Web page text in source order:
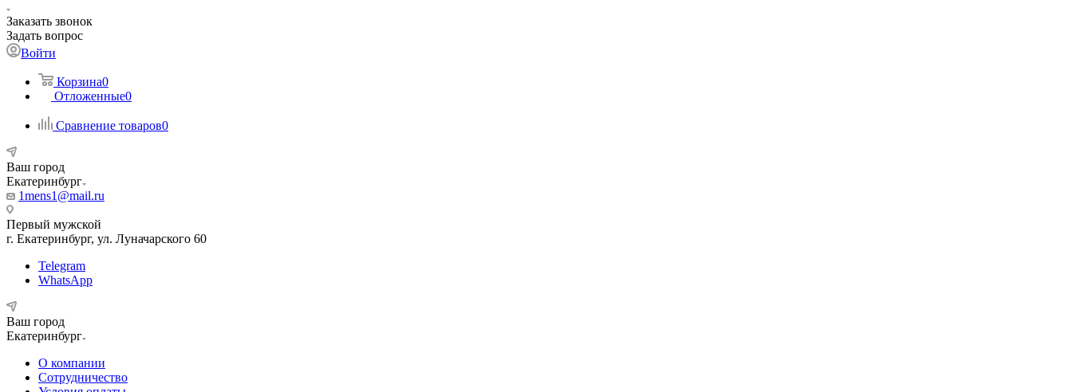
Заказать звонок
Задать вопрос
Войти
Корзина0
Отложенные0
Сравнение товаров0
Ваш город
Екатеринбург
1mens1@mail.ru
Первый мужской
г. Екатеринбург, ул. Луначарского 60
Telegram
WhatsApp
Ваш город
Екатеринбург
О компании
Сотрудничество